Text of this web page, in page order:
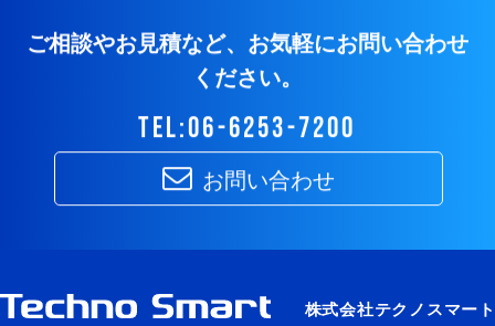
ご相談やお見積など、お気軽にお問い合わせ
ください。
tel:06-6253-7200
お問い合わせ